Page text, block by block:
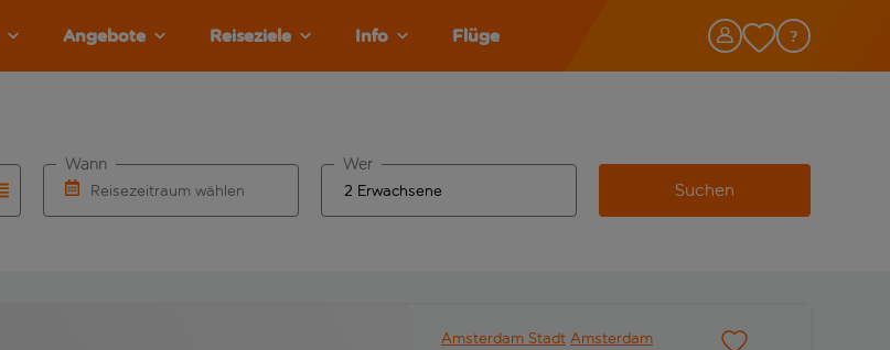
Angebote Reiseziele Info Flüge
Reisezeitraum wählen
Wann Wer
Suchen
Amsterdam Stadt Amsterdam